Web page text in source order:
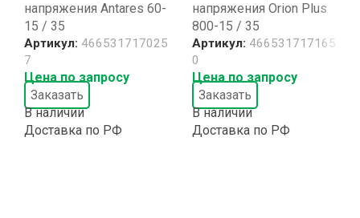
напряжения Antares 60-
15 / 35
Артикул: 466531717025
7
Цена по запросу
Заказать
В наличии
Доставка по РФ
напряжения Orion Plus
800-15 / 35
Артикул: 466531717165
0
Цена по запросу
Заказать
В наличии
Доставка по РФ